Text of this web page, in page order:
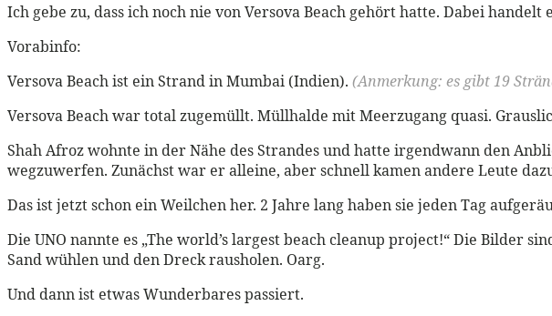
Ich gebe zu, dass ich noch nie von Versova Beach gehört hatte. Dabei
Vorabinfo:
Versova Beach ist ein Strand in Mumbai (Indien). (Anmerkung: es gibt 19
Versova Beach war total zugemüllt. Müllhalde mit Meerzugang quasi.
Shah Afroz wohnte in der Nähe des Strandes und hatte irgendwann den
wegzuwerfen. Zunächst war er alleine, aber schnell kamen andere Leute
Das ist jetzt schon ein Weilchen her. 2 Jahre lang haben sie jeden Tag
Die UNO nannte es „The world’s largest beach cleanup project!“ Die Bilder
Sand wühlen und den Dreck rausholen. Oarg.
Und dann ist etwas Wunderbares passiert.